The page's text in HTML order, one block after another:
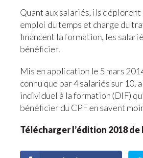
Quant aux salariés, ils
emploi du temps et charge du
financent la formation, les
bénéficier.
Mis en application le 5 mars
connu que par 4 salariés sur 10,
individuel à la formation (DIF)
bénéficier du CPF en savent
Télécharger l’édition 2018 de